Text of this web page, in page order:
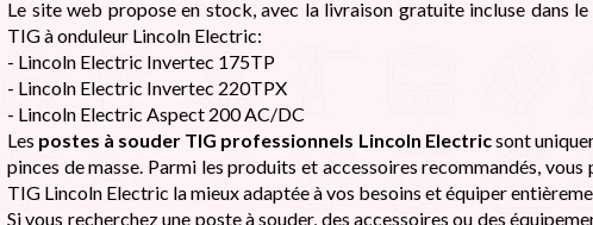
Le site web propose en stock, avec la livraison gratuite incluse dans
TIG à onduleur Lincoln Electric:
- Lincoln Electric Invertec 175TP
- Lincoln Electric Invertec 220TPX
- Lincoln Electric Aspect 200 AC/DC
Les postes à souder TIG professionnels Lincoln Electricsont
pinces de masse. Parmi les produits et accessoires recommandés,
TIG Lincoln Electric la mieux adaptée à vos besoins et équiper
Si vous recherchez une poste à souder, des accessoires ou des